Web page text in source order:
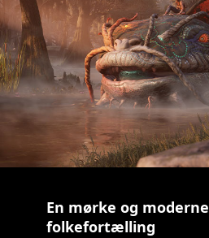
En mørke og moderne
folkefortælling